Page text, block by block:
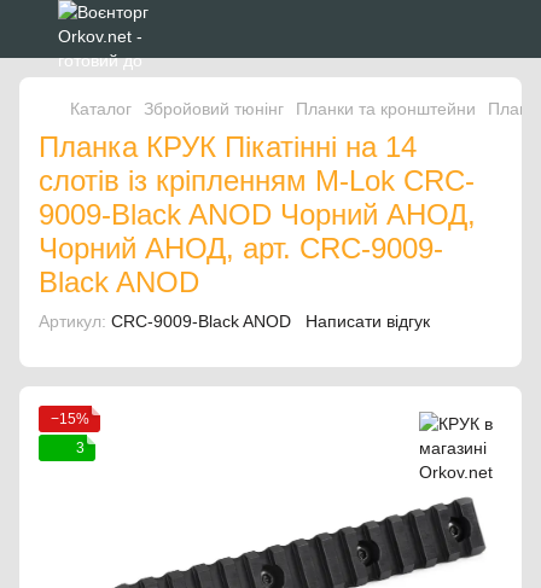
Каталог Збройовий тюнінг Планки та кронштейни
Планка КРУК Пікатінні на 14
слотів із кріпленням M-Lok CRC-
9009-Black ANOD Чорний АНОД,
Чорний АНОД, арт. CRC-9009-
Black ANOD
Артикул: CRC-9009-Black ANOD Написати відгук
−15%
3